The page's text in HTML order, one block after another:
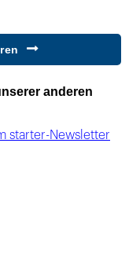
anderen
starter-Newsletter